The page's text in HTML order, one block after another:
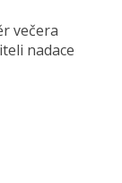
večera
nadace